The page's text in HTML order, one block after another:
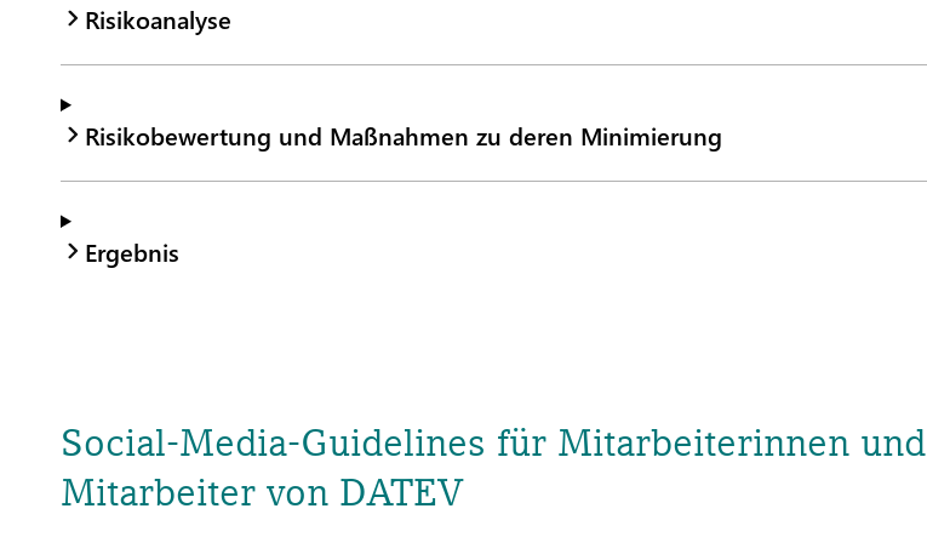
Risikoanalyse
Risikobewertung und Maßnahmen zu deren Minimierung
Ergebnis
Social-Media-Guidelines für Mitarbeiterinnen und
Mitarbeiter von DATEV